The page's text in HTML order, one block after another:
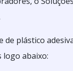
de plástico
logo abaixo: